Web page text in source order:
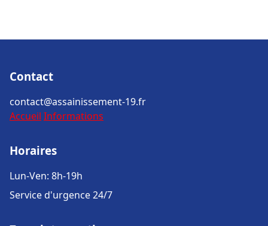
Contact
contact@assainissement-19.fr
Accueil Informations
Horaires
Lun-Ven: 8h-19h
Service d'urgence 24/7